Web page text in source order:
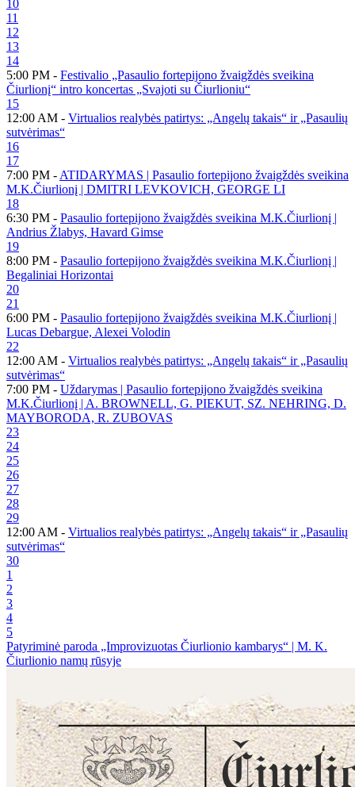
10
11
12
13
14
5:00 PM - Festivalio „Pasaulio fortepijono žvaigždės sveikina
Čiurlionį“ intro koncertas „Svajoti su Čiurlioniu“
15
12:00 AM - Virtualios realybės patirtys: „Angelų takais“ ir „Pasaulių
sutvėrimas“
16
17
7:00 PM - ATIDARYMAS | Pasaulio fortepijono žvaigždės sveikina
M.K.Čiurlionį | DMITRI LEVKOVICH, GEORGE LI
18
6:30 PM - Pasaulio fortepijono žvaigždės sveikina M.K.Čiurlionį |
Andrius Žlabys, Havard Gimse
19
8:00 PM - Pasaulio fortepijono žvaigždės sveikina M.K.Čiurlionį |
Begaliniai Horizontai
20
21
6:00 PM - Pasaulio fortepijono žvaigždės sveikina M.K.Čiurlionį |
Lucas Debargue, Alexei Volodin
22
12:00 AM - Virtualios realybės patirtys: „Angelų takais“ ir „Pasaulių
sutvėrimas“
7:00 PM - Uždarymas | Pasaulio fortepijono žvaigždės sveikina
M.K.Čiurlionį | A. BROWNELL, G. PIEKUT, SZ. NEHRING, D.
MAYBORODA, R. ZUBOVAS
23
24
25
26
27
28
29
12:00 AM - Virtualios realybės patirtys: „Angelų takais“ ir „Pasaulių
sutvėrimas“
30
1
2
3
4
5
Patyriminė paroda „Improvizuotas Čiurlionio kambarys“ | M. K.
Čiurlionio namų rūsyje